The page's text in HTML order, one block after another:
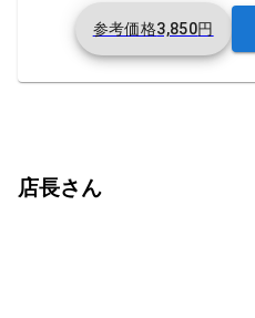
参考価格3,850円
店長さん